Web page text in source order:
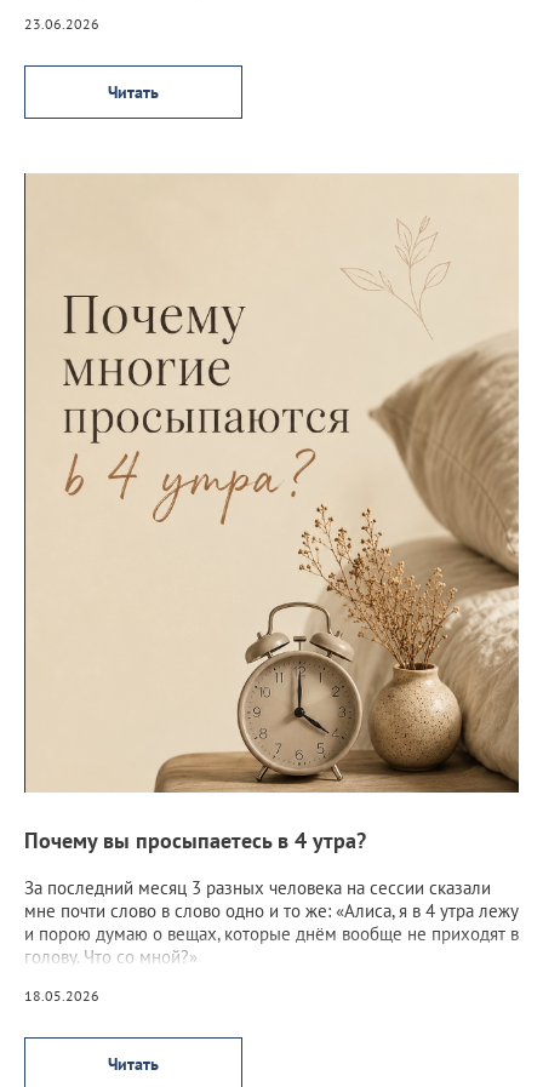
23.06.2026
Читать
Почему вы просыпаетесь в 4 утра?
За последний месяц 3 разных человека на сессии сказали
мне почти слово в слово одно и то же: «Алиса, я в 4 утра лежу
и порою думаю о вещах, которые днём вообще не приходят в
голову. Что со мной?»
18.05.2026
Читать